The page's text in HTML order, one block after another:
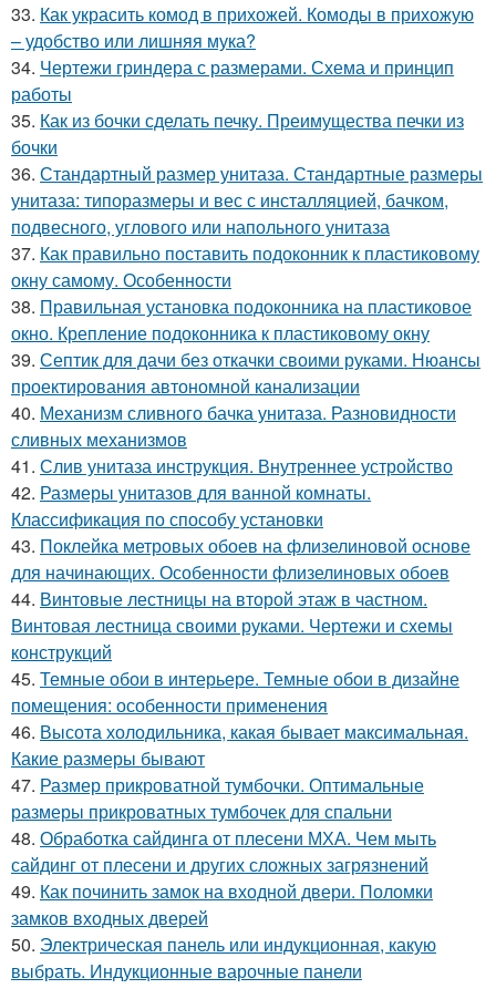
33. Как украсить комод в прихожей. Комоды в прихожую
– удобство или лишняя мука?
34. Чертежи гриндера с размерами. Схема и принцип
работы
35. Как из бочки сделать печку. Преимущества печки из
бочки
36. Стандартный размер унитаза. Стандартные размеры
унитаза: типоразмеры и вес с инсталляцией, бачком,
подвесного, углового или напольного унитаза
37. Как правильно поставить подоконник к пластиковому
окну самому. Особенности
38. Правильная установка подоконника на пластиковое
окно. Крепление подоконника к пластиковому окну
39. Септик для дачи без откачки своими руками. Нюансы
проектирования автономной канализации
40. Механизм сливного бачка унитаза. Разновидности
сливных механизмов
41. Слив унитаза инструкция. Внутреннее устройство
42. Размеры унитазов для ванной комнаты.
Классификация по способу установки
43. Поклейка метровых обоев на флизелиновой основе
для начинающих. Особенности флизелиновых обоев
44. Винтовые лестницы на второй этаж в частном.
Винтовая лестница своими руками. Чертежи и схемы
конструкций
45. Темные обои в интерьере. Темные обои в дизайне
помещения: особенности применения
46. Высота холодильника, какая бывает максимальная.
Какие размеры бывают
47. Размер прикроватной тумбочки. Оптимальные
размеры прикроватных тумбочек для спальни
48. Обработка сайдинга от плесени МХА. Чем мыть
сайдинг от плесени и других сложных загрязнений
49. Как починить замок на входной двери. Поломки
замков входных дверей
50. Электрическая панель или индукционная, какую
выбрать. Индукционные варочные панели